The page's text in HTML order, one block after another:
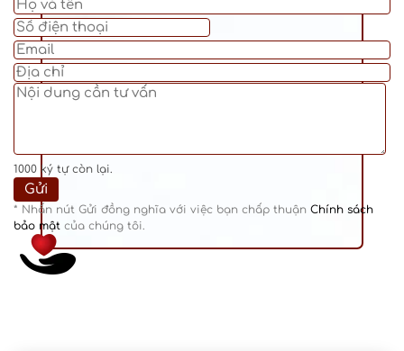
1000 ký tự còn lại.
* Nhấn nút Gửi đồng nghĩa với việc bạn chấp thuận Chính sách
bảo mật của chúng tôi.